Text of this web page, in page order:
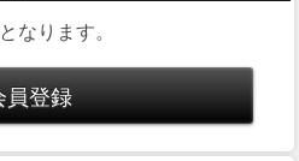
なります。